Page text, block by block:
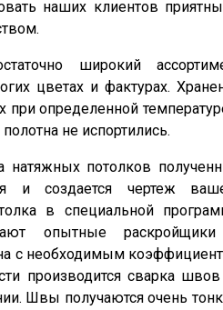
наших клиентов
широкий
цветах и фактурах.
при определенной
не испортились.
натяжных потолков
и создается чертеж
в специальной
опытные
с необходимым
производится сварка
Швы получаются очень